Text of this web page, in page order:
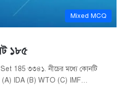
Mixed MCQ
১৮৫
185 ৩৩৪১. নীচের মধ্যে কোনটি
(A) IDA (B) WTO (C) IMF…